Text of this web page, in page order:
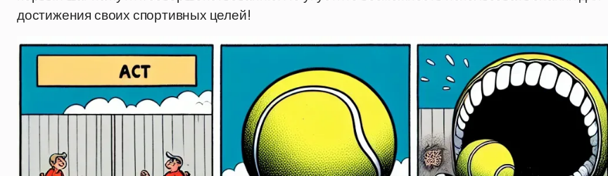
достижения своих спортивных целей!